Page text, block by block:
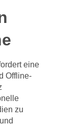
eine
Offline-
zu